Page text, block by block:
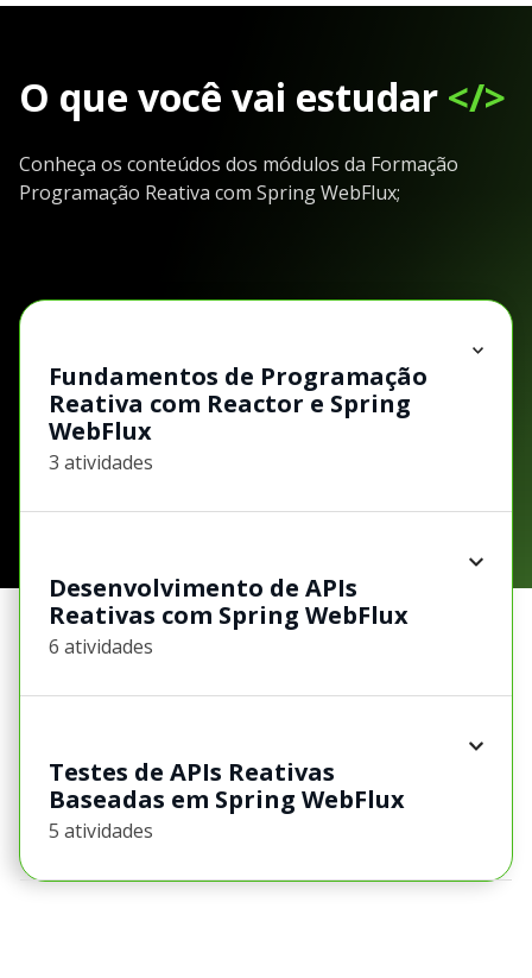
O que você vai estudar </>
Conheça os conteúdos dos módulos da Formação
Programação Reativa com Spring WebFlux;
Fundamentos de Programação
Reativa com Reactor e Spring
WebFlux
3 atividades
Desenvolvimento de APIs
Reativas com Spring WebFlux
6 atividades
Testes de APIs Reativas
Baseadas em Spring WebFlux
5 atividades